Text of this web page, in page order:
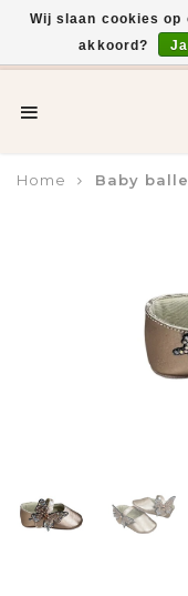
Voor 15:00
Home Baby
Wij slaan cookies op
akkoord?
Ja